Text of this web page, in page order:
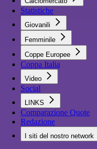
Statistiche
Giovanili
Femminile
Coppe Europee
Coppa Italia
Video
Social
LINKS
Comparazione Quote
Redazione
I siti del nostro network